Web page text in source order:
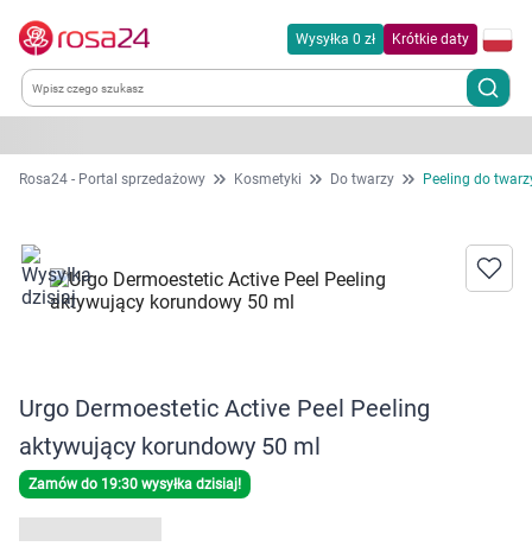
Wysyłka 0 zł Krótkie daty
Kategorie
Dla zwierząt
Zdrowie
Kobieta w ciąży i mama
Rosa24 - Portal sprzedażowy Kosmetyki Do twarzy Peeling do
Urgo Dermoestetic Active Peel Peeling
aktywujący korundowy 50 ml
Zamów do 19:30 wysyłka dzisiaj!